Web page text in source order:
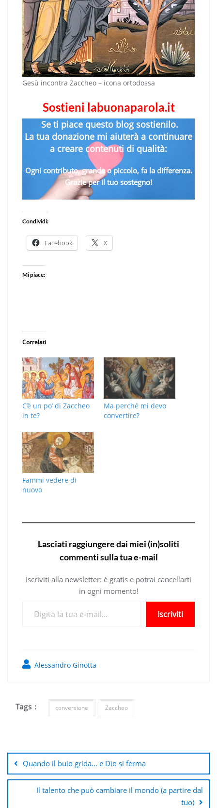
Gesù incontra Zaccheo – icona ortodossa
Sostieni labuonaparola.it
Se ti piace questo blog sostienilo.
La tua donazione mi aiuterà a continuare
a creare contenuti di qualità:
Ogni contributo, grande o piccolo, fa la differenza.
Grazie per il tuo sostegno!
Condividi:
Facebook X
Mi piace:
Correlati
C’è un po’ di Zaccheo
in te?
Ma perché mi devo
convertire?
Fammi vedere di
nuovo
Lasciati raggiungere dai miei (in)soliti
commenti sulla tua e-mail
Iscriviti alla newsletter: è gratis e potrai cancellarti
in ogni momento!
Iscriviti
Alessandro Ginotta
Tags : conversione Zaccheo
articoli
Quando il buio grida… e Dio si ferma
Il talento che può cambiare il mondo (a partire dal
tuo)